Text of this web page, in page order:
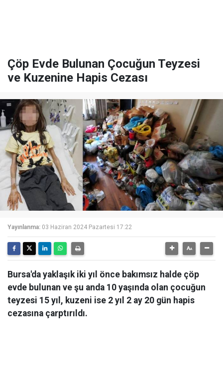
Çöp Evde Bulunan Çocuğun Teyzesi
ve Kuzenine Hapis Cezası
Yayınlanma: 03 Haziran 2024 Pazartesi 17:22
Bursa'da yaklaşık iki yıl önce bakımsız halde çöp
evde bulunan ve şu anda 10 yaşında olan çocuğun
teyzesi 15 yıl, kuzeni ise 2 yıl 2 ay 20 gün hapis
cezasına çarptırıldı.